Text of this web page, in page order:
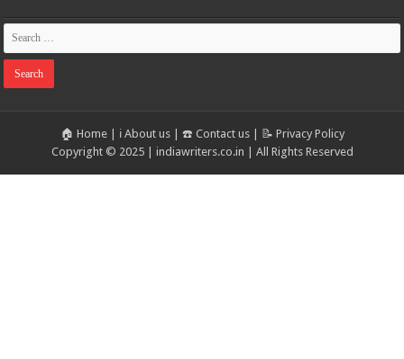
🏠 Home| ℹ️ About us| ☎️ Contact us|
📝 Privacy Policy
Copyright © 2025 | indiawriters.co.in | All Rights Reserved